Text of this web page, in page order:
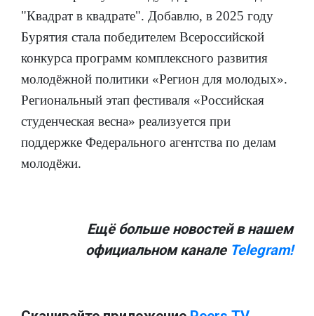
"Квадрат в квадрате". Добавлю, в 2025 году
Бурятия стала победителем Всероссийской
конкурса программ комплексного развития
молодёжной политики «Регион для молодых».
Региональный этап фестиваля «Российская
студенческая весна» реализуется при
поддержке Федерального агентства по делам
молодёжи.
Ещё больше новостей в нашем
официальном канале Telegram!